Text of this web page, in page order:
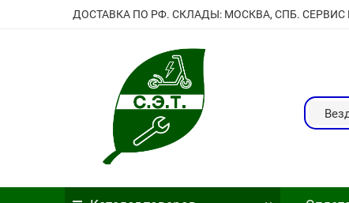
ДОСТАВКА ПО РФ. СКЛАДЫ: МОСКВА, СПБ. СЕРВИС